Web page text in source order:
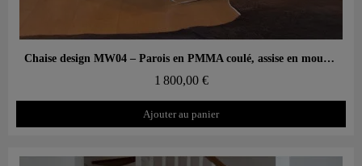
Aperçu rapide Chaise design MW04 – Parois en PMMA coulé, assise en mousse Soshagro
1 800,00 €
Ajouter au panier